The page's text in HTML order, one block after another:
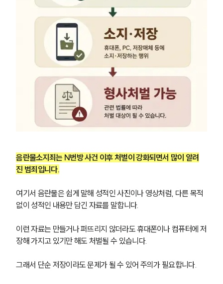
음란물소지죄는 N번방 사건 이후 처벌이 강화되면서 많이 알려
진 범죄입니다.
여기서 음란물은 쉽게 말해 성적인 사진이나 영상처럼, 다른 목적
없이 성적인 내용만 담긴 자료를 말합니다.
이런 자료는 만들거나 퍼뜨리지 않더라도 휴대폰이나 컴퓨터에 저
장해 가지고 있기만 해도 처벌될 수 있습니다.
그래서 단순 저장이라도 문제가 될 수 있어 주의가 필요합니다.